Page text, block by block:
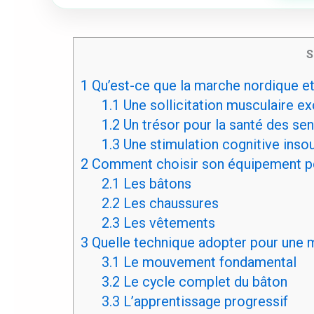
1 Qu’est-ce que la marche nordique
1.1 Une sollicitation musculaire
1.2 Un trésor pour la santé des
1.3 Une stimulation cognitive
2 Comment choisir son équipement
2.1 Les bâtons
2.2 Les chaussures
2.3 Les vêtements
3 Quelle technique adopter pour une
3.1 Le mouvement fondamental
3.2 Le cycle complet du bâton
3.3 L’apprentissage progressif